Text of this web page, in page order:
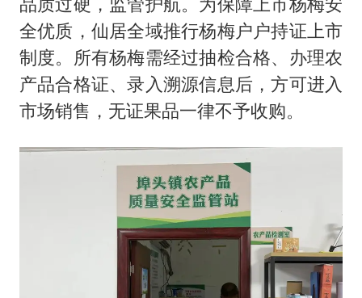
全优质，仙居全域推行杨梅户户持证上市
制度。所有杨梅需经过抽检合格、办理农
产品合格证、录入溯源信息后，方可进入
市场销售，无证果品一律不予收购。